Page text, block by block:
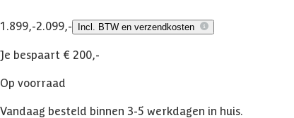
1.899,-2.099,- Incl. BTW en verzendkosten
Je bespaart € 200,-
Op voorraad
Vandaag besteld binnen 3-5 werkdagen in huis.